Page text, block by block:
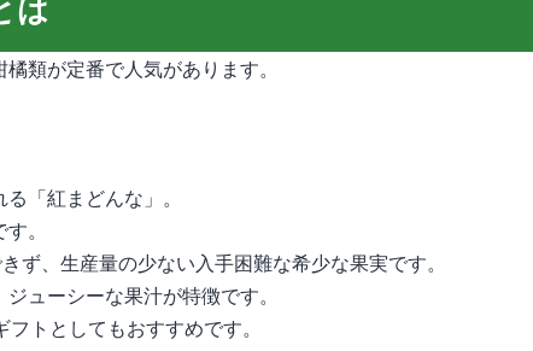
類が定番で人気があります。
「紅まどんな」。
。
ず、生産量の少ない入手困難な希少な果実です。
ューシーな果汁が特徴です。
トとしてもおすすめです。